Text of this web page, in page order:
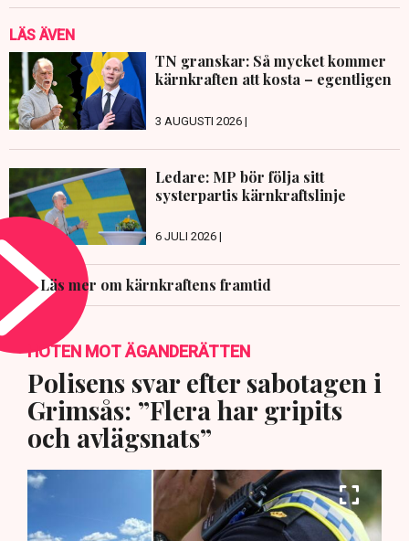
LÄS ÄVEN
TN granskar: Så mycket kommer
kärnkraften att kosta – egentligen
3 AUGUSTI 2026 |
Ledare: MP bör följa sitt
systerpartis kärnkraftslinje
6 JULI 2026 |
Läs mer om kärnkraftens framtid
HOTEN MOT ÄGANDERÄTTEN
Polisens svar efter sabotagen i
Grimsås: ”Flera har gripits
och avlägsnats”